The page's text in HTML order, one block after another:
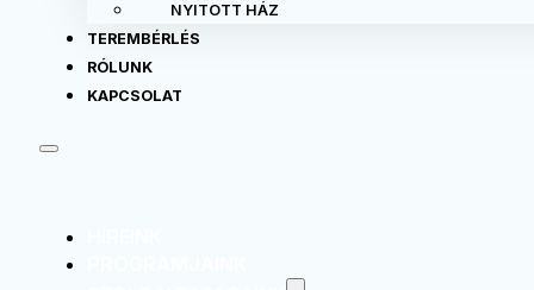
NYITOTT HÁZ
TEREMBÉRLÉS
RÓLUNK
KAPCSOLAT